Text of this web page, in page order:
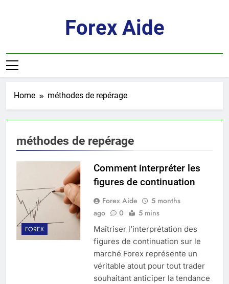
Forex Aide
Home méthodes de repérage
méthodes de repérage
FOREX
Comment interpréter les
figures de continuation
Forex Aide
5 months
ago
0 5 mins
Maîtriser l’interprétation des
figures de continuation sur le
marché Forex représente un
véritable atout pour tout trader
souhaitant anticiper la tendance